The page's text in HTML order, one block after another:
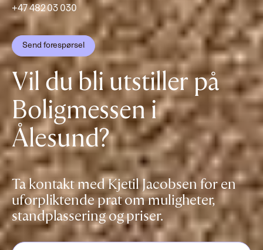
+47 482 03 030
Send forespørsel
Vil du bli utstiller på
Boligmessen i
Ålesund?
Ta kontakt med Kjetil Jacobsen for en
uforpliktende prat om muligheter,
standplassering og priser.